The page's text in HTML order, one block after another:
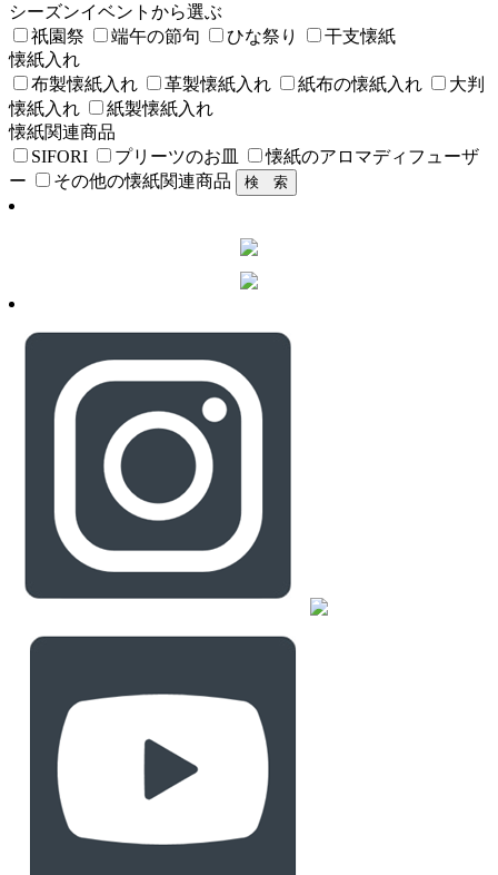
シーズンイベントから選ぶ
祇園祭
端午の節句 ひな祭り
干支懐紙
懐紙入れ
布製懐紙入れ
革製懐紙入れ 紙布の懐紙入れ
大判
懐紙入れ
紙製懐紙入れ
懐紙関連商品
SIFORI
プリーツのお皿
懐紙のアロマディフューザ
ー
その他の懐紙関連商品